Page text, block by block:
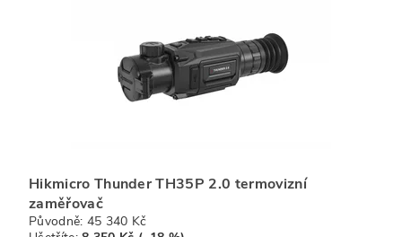
Hikmicro Thunder TH35P 2.0 termovizní
zaměřovač
Původně: 45 340 Kč